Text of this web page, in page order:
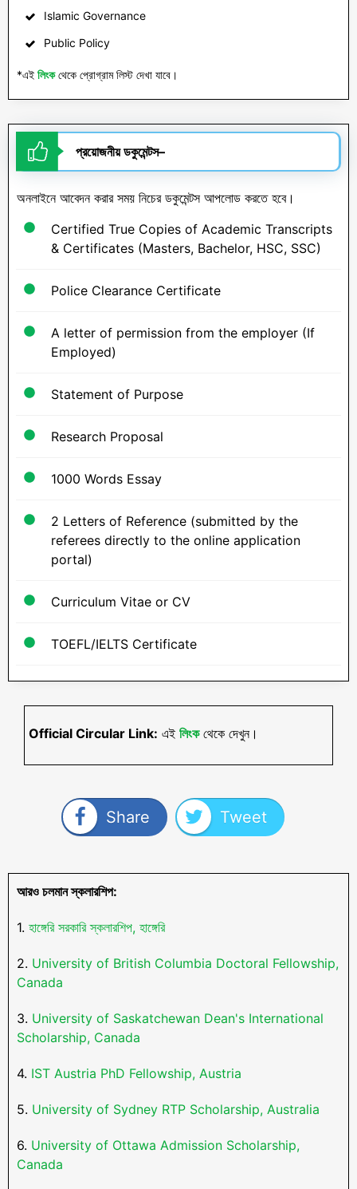
Islamic Governance
Public Policy
*এই লিংকথেকে প্রোগ্রাম লিস্ট দেখা যাবে।
প্রয়োজনীয় ডকুমেন্টস–
অনলাইনে আবেদন করার সময় নিচের ডকুমেন্টস আপলোড করতে হবে।
Certified True Copies of Academic Transcripts
& Certificates (Masters, Bachelor, HSC, SSC)
Police Clearance Certificate
A letter of permission from the employer (If
Employed)
Statement of Purpose
Research Proposal
1000 Words Essay
2 Letters of Reference (submitted by the
referees directly to the online application
portal)
Curriculum Vitae or CV
TOEFL/IELTS Certificate
Official Circular Link: এই লিংকথেকে দেখুন।
Share Tweet
আরও চলমান স্কলারশিপ:
1. হাঙ্গেরি সরকারি স্কলারশিপ, হাঙ্গেরি
2. University of British Columbia Doctoral Fellowship,
Canada
3. University of Saskatchewan Dean's International
Scholarship, Canada
4. IST Austria PhD Fellowship, Austria
5. University of Sydney RTP Scholarship, Australia
6. University of Ottawa Admission Scholarship,
Canada